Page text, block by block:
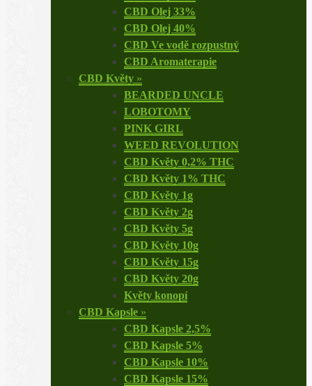
CBD Olej 33%
CBD Olej 40%
CBD Ve vodě rozpustný
CBD Aromaterapie
CBD Květy »
BEARDED UNCLE
LOBOTOMY
PINK GIRL
WEED REVOLUTION
CBD Květy 0,2% THC
CBD Květy 1% THC
CBD Květy 1g
CBD Květy 2g
CBD Květy 5g
CBD Květy 10g
CBD Květy 15g
CBD Květy 20g
Květy konopí
CBD Kapsle »
CBD Kapsle 2,5%
CBD Kapsle 5%
CBD Kapsle 10%
CBD Kapsle 15%